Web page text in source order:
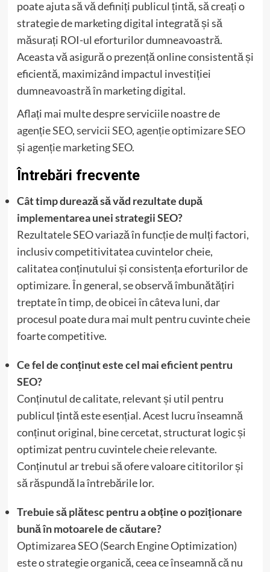
poate ajuta să vă definiți publicul țintă, să creați o
strategie de marketing digital integrată și să
măsurați ROI-ul eforturilor dumneavoastră.
Aceasta vă asigură o prezență online consistentă și
eficientă, maximizând impactul investiției
dumneavoastră în marketing digital.
Aflați mai multe despre serviciile noastre de
agenție SEO,servicii SEO, agenție optimizare SEO
și agenție marketing SEO.
Întrebări frecvente
Cât timp durează să văd rezultate după
implementarea unei strategii SEO?
Rezultatele SEO variază în funcție de mulți factori,
inclusiv competitivitatea cuvintelor cheie,
calitatea conținutului și consistența eforturilor de
optimizare. În general, se observă îmbunătățiri
treptate în timp, de obicei în câteva luni, dar
procesul poate dura mai mult pentru cuvinte cheie
foarte competitive.
Ce fel de conținut este cel mai eficient pentru
SEO?
Conținutul de calitate, relevant și util pentru
publicul țintă este esențial. Acest lucru înseamnă
conținut original, bine cercetat, structurat logic și
optimizat pentru cuvintele cheie relevante.
Conținutul ar trebui să ofere valoare cititorilor și
să răspundă la întrebările lor.
Trebuie să plătesc pentru a obține o poziționare
bună în motoarele de căutare?
Optimizarea SEO (Search Engine Optimization)
este o strategie organică, ceea ce înseamnă că nu